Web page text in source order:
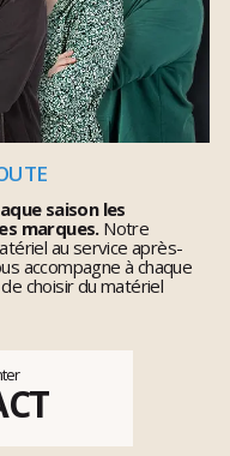
saison les
marques.Notre
au service après-
accompagne à chaque
choisir du matériel